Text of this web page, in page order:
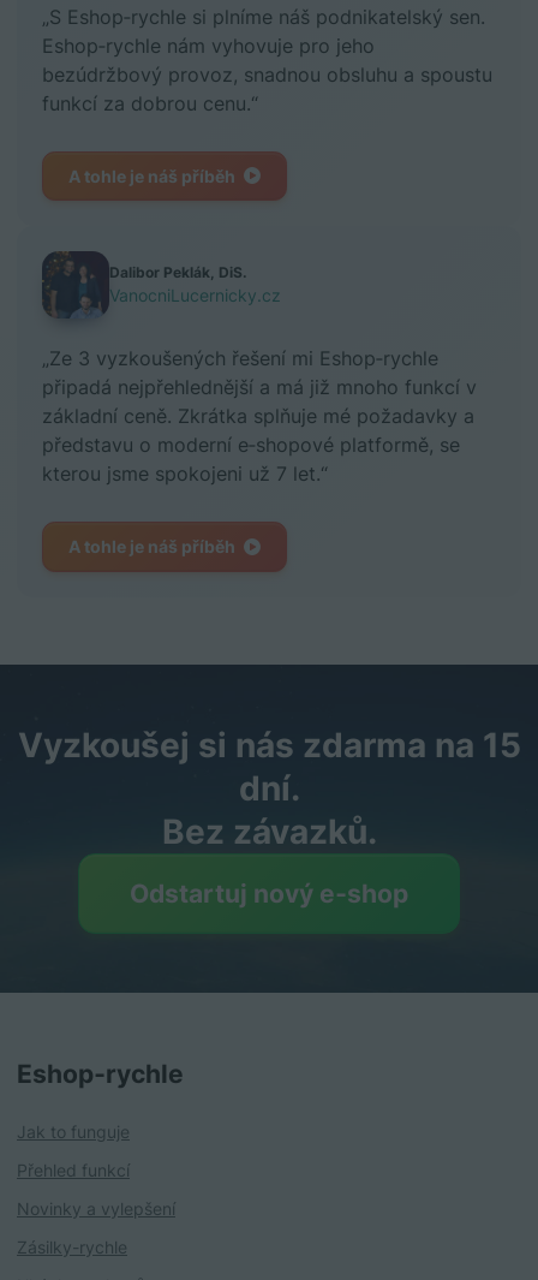
„S Eshop‑rychle si plníme náš podnikatelský sen.
Eshop‑rychle nám vyhovuje pro jeho
bezúdržbový provoz, snadnou obsluhu a spoustu
funkcí za dobrou cenu.“
A tohle je náš příběh
Dalibor Peklák, DiS.
VanocniLucernicky.cz
„Ze 3 vyzkoušených řešení mi Eshop‑rychle
připadá nejpřehlednější a má již mnoho funkcí v
základní ceně. Zkrátka splňuje mé požadavky a
představu o moderní e‑shopové platformě, se
kterou jsme spokojeni už 7 let.“
A tohle je náš příběh
Vyzkoušej si nás zdarma na 15
dní.
Bez závazků.
Odstartuj nový e‑shop
Eshop‑rychle
Jak to funguje
Přehled funkcí
Novinky a vylepšení
Zásilky-rychle